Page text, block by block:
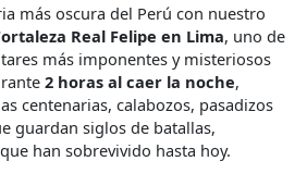
más oscura del Perú con nuestro
Real Felipe en Lima, uno de
más imponentes y misteriosos
2 horas al caer la noche,
centenarias, calabozos, pasadizos
guardan siglos de batallas,
han sobrevivido hasta hoy.